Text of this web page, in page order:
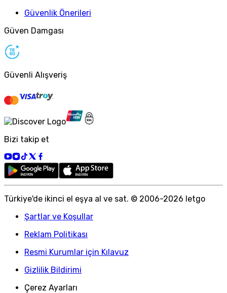
Güvenlik Önerileri
Güven Damgası
Güvenli Alışveriş
Bizi takip et
Türkiye'de ikinci el eşya al ve sat. © 2006-2026 letgo
Şartlar ve Koşullar
Reklam Politikası
Resmi Kurumlar için Kılavuz
Gizlilik Bildirimi
Çerez Ayarları